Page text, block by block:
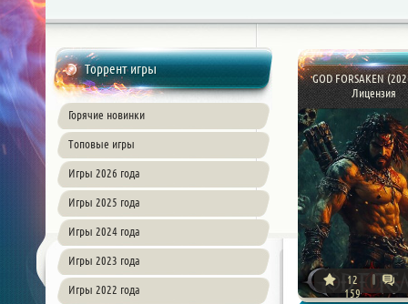
Торрент игры
Горячие новинки
Топовые игры
Игры 2026 года
Игры 2025 года
Игры 2024 года
Игры 2023 года
Игры 2022 года
GOD FORSAKEN
Лицензия
12
159